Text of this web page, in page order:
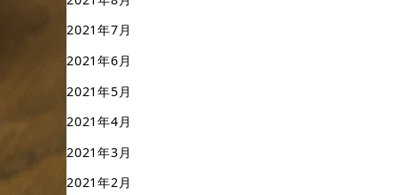
2021年7月
2021年6月
2021年5月
2021年4月
2021年3月
2021年2月